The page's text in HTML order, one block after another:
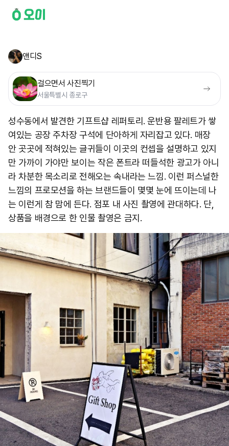
앤디S
걸으면서 사진찍기
서울특별시 종로구
성수동에서 발견한 기프트샵 레퍼토리. 운반용 팔레트가 쌓
여있는 공장 주차장 구석에 단아하게 자리잡고 있다. 매장
안 곳곳에 적혀있는 글귀들이 이곳의 컨셉을 설명하고 있지
만 가까이 가야만 보이는 작은 폰트라 떠들석한 광고가 아니
라 차분한 목소리로 전해오는 속내라는 느낌. 이런 퍼스널한
느낌의 프로모션을 하는 브랜드들이 몇몇 눈에 뜨이는데 나
는 이런게 참 맘에 든다. 점포 내​ 사진 촬영에 관대하다. 단,
상품을 배경으로 한 인물 촬영은 금지.